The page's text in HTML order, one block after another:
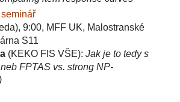
9:00, MFF UK, Malostranské
S11
(KEKO FIS VŠE): Jak je to tedy s
FPTAS vs. strong NP-